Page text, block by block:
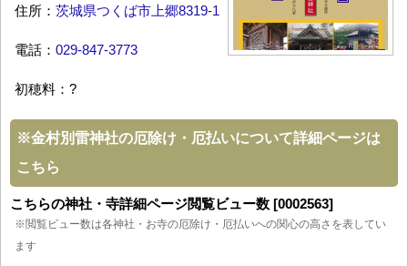
住所： 茨城県つくば市上郷8319-1
電話： 029-847-3773
初穂料：?
※金村別雷神社の厄除け・厄払いについて詳細ページは
こちら
こちらの神社・寺詳細ページ閲覧ビュー数 [0002563]
※閲覧ビュー数は各神社・お寺の厄除け・厄払いへの関心の高さを表してい
ます